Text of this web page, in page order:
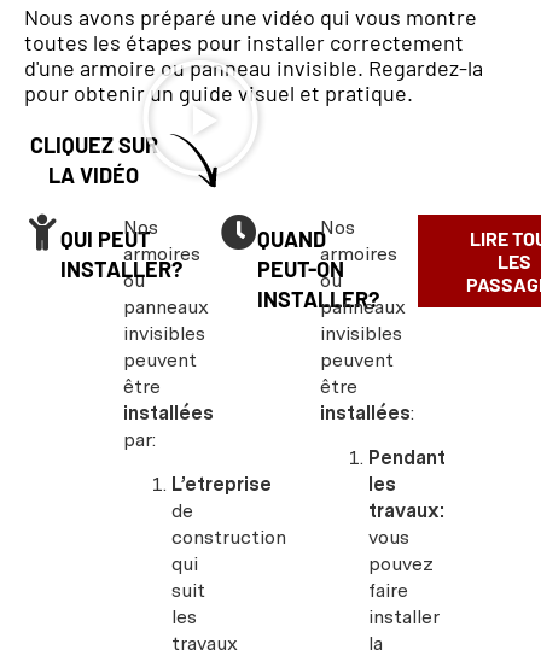
Nous avons préparé une vidéo qui vous montre
toutes les étapes pour installer correctement
d'une armoire ou panneau invisible. Regardez-la
pour obtenir un guide visuel et pratique.
CLIQUEZ SUR
LA VIDÉO
QUI PEUT
INSTALLER?
Nos
armoires
ou
panneaux
invisibles
peuvent
être
installées
par:
L’etreprise
de
construction
qui
suit
les
travaux
QUAND
PEUT-ON
INSTALLER?
Nos
armoires
ou
panneaux
invisibles
peuvent
être
installées:
Pendant
les
travaux:
vous
pouvez
faire
installer
la
LIRE
LES